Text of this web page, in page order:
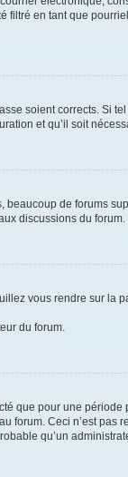
en tant que
soient corrects. Si
et qu’il soit
de forums
discussions du forum.
vous rendre sur la
du forum.
que pour une
forum. Ceci n’est
qu’un